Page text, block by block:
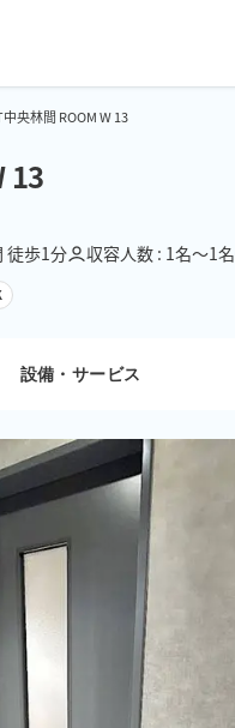
中央林間 ROOM W 13
13
徒歩1分 収容人数 : 1名〜1名
設備・サービス